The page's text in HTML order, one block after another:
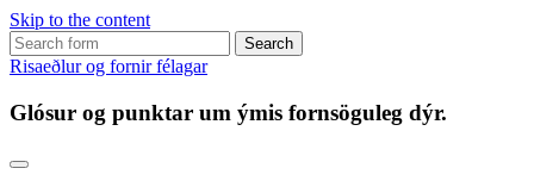
Skip to the content
Search
for:
Risaeðlur og fornir félagar
Glósur og punktar um ýmis fornsöguleg dýr.